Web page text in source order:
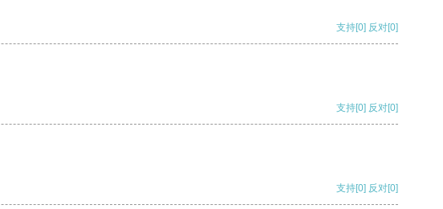
支持[0] 反对[0]
支持[0] 反对[0]
支持[0] 反对[0]